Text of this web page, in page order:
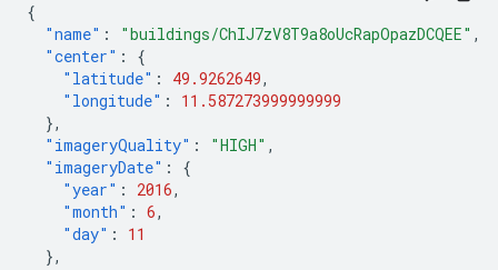
{
"name" : "buildings/ChIJ7zV8T9a8oUcRapOpazDCQEE" ,
"center" :
{
"latitude" : 49.9262649,
"longitude" :
11.587273999999999
},
"imageryQuality" : "HIGH" ,
"imageryDate" :
{
"year" : 2016,
"month" : 6,
"day" :
11
},